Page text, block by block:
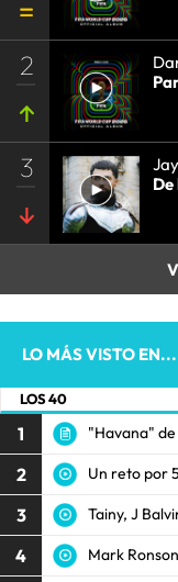
2
3
LO MÁS VISTO EN...
LOS 40
1 "Havana"
2 Un reto por
3 Tainy, J
4 Mark